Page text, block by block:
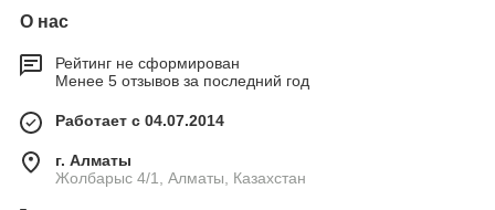
О нас
Рейтинг не сформирован
Менее 5 отзывов за последний год
Работает с 04.07.2014
г. Алматы
Жолбарыс 4/1, Алматы, Казахстан